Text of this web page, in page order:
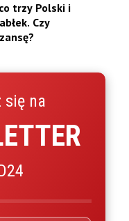
trzy Polski i
Czy
się na